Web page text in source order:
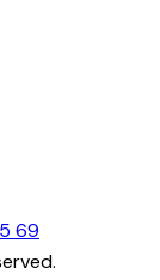
69